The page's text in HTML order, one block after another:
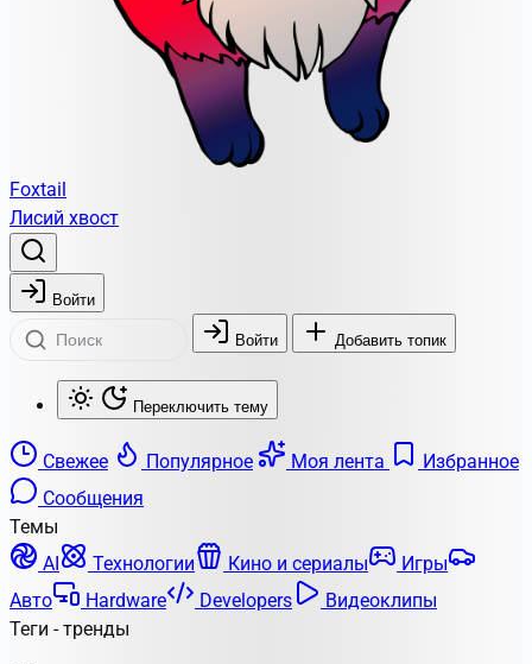
Foxtail
Лисий хвост
Войти
Войти Добавить топик
Переключить тему
Свежее Популярное Моя лента
Избранное
Сообщения
Темы
AI
Технологии Кино и сериалы
Игры
Авто
Hardware Developers
Видеоклипы
Теги - тренды